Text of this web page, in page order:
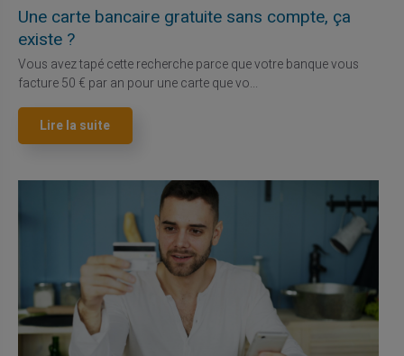
Une carte bancaire gratuite sans compte, ça
existe ?
Vous avez tapé cette recherche parce que votre banque vous
facture 50 € par an pour une carte que vo...
Lire la suite